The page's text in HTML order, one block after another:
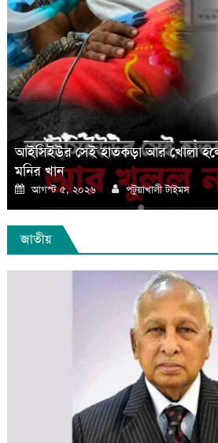
আইসিইউর সেই হাতকড়া আর খোলা হলো
মনির খান
Posted
on
আগস্ট ৫, ২০২৬ Author
পটুয়াখালী টাইমস
জাতীয়